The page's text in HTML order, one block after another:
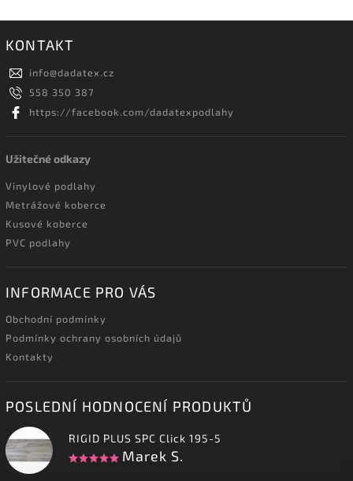
KONTAKT
info@dadatex.cz
558 350 387
https://facebook.com/dadatexpodlahy
Užitečné odkazy
Vinylové podlahy
Metrážové koberce
Kusové koberce
PVC podlahy
INFORMACE PRO VÁS
Obchodní podmínky
Podmínky ochrany osobních údajů
Kontakty
POSLEDNÍ HODNOCENÍ PRODUKTŮ
RIGID PLUS SPC Click 195-5
Marek S.